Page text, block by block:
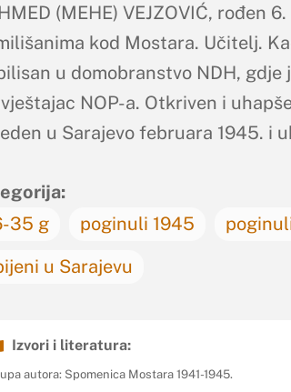
(MEHE) VEJZOVIĆ, rođen
kod Mostara. Učitelj.
u domobranstvo NDH, gdje
NOP-a. Otkriven i
u Sarajevo februara 1945. i
35 g
poginuli 1945
u Sarajevu
Izvori i literatura:
autora: Spomenica Mostara 1941-1945.